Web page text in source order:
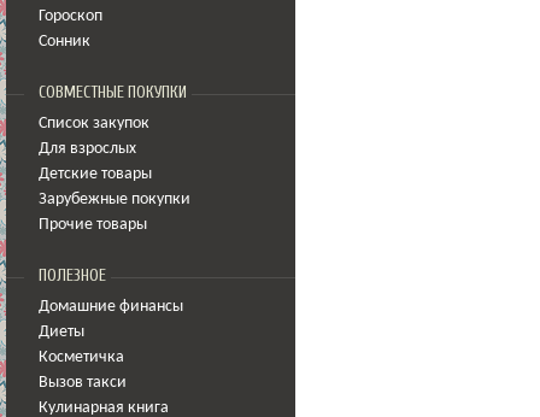
Гороскоп
Сонник
СОВМЕСТНЫЕ ПОКУПКИ
Список закупок
Для взрослых
Детские товары
Зарубежные покупки
Прочие товары
ПОЛЕЗНОЕ
Домашние финансы
Диеты
Косметичка
Вызов такси
Кулинарная книга